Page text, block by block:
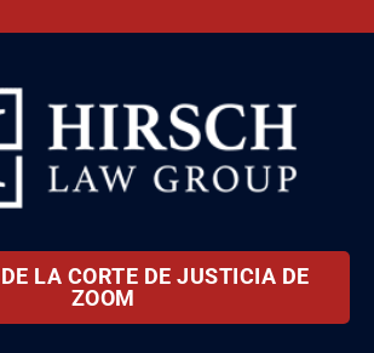
LA CORTE DE JUSTICIA DE
ZOOM